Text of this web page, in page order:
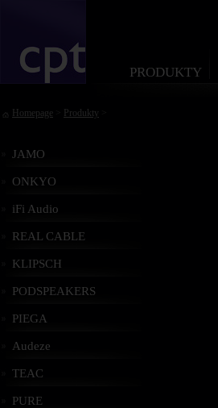
PRODUKTY
Homepage Produkty
JAMO
ONKYO
iFi Audio
REAL CABLE
KLIPSCH
PODSPEAKERS
PIEGA
Audeze
TEAC
PURE